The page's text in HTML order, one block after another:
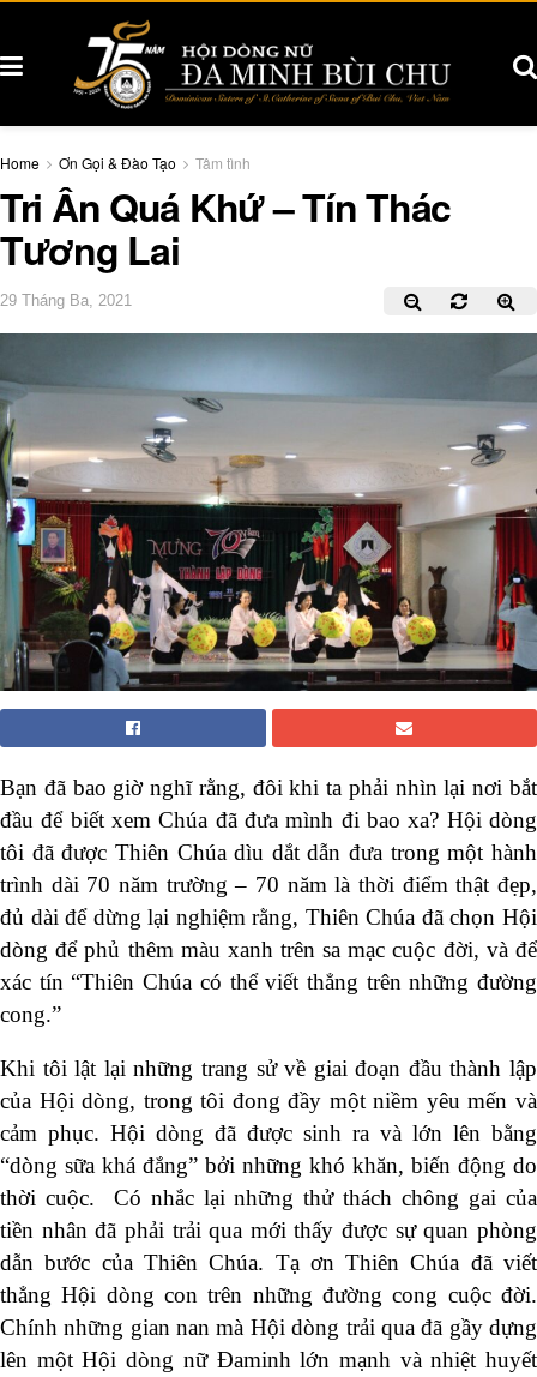
Home Ơn Gọi & Đào Tạo Tâm tình
Tri Ân Quá Khứ – Tín Thác
Tương Lai
29 Tháng Ba, 2021
Bạn đã bao giờ nghĩ rằng, đôi khi ta phải nhìn lại nơi bắt
đầu để biết xem Chúa đã đưa mình đi bao xa? Hội dòng
tôi đã được Thiên Chúa dìu dắt dẫn đưa trong một hành
trình dài 70 năm trường – 70 năm là thời điểm thật đẹp,
đủ dài để dừng lại nghiệm rằng, Thiên Chúa đã chọn Hội
dòng để phủ thêm màu xanh trên sa mạc cuộc đời, và để
xác tín “Thiên Chúa có thể viết thẳng trên những đường
cong.”
Khi tôi lật lại những trang sử về giai đoạn đầu thành lập
của Hội dòng, trong tôi đong đầy một niềm yêu mến và
cảm phục. Hội dòng đã được sinh ra và lớn lên bằng
“dòng sữa khá đắng” bởi những khó khăn, biến động do
thời cuộc. Có nhắc lại những thử thách chông gai của
tiền nhân đã phải trải qua mới thấy được sự quan phòng
dẫn bước của Thiên Chúa. Tạ ơn Thiên Chúa đã viết
thẳng Hội dòng con trên những đường cong cuộc đời.
Chính những gian nan mà Hội dòng trải qua đã gầy dựng
lên một Hội dòng nữ Đaminh lớn mạnh và nhiệt huyết